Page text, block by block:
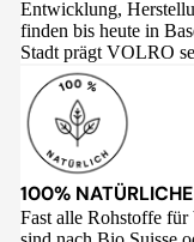
Entwicklung,
finden bis heute in
Stadt prägt VOLRO
100%
Fast alle Rohstoffe